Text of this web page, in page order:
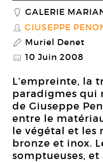
_ GALERIE
S GIUSEPPE
P Muriel Denet
@ 10 Juin 2008
L’empreinte, la
paradigmes qui
de Giuseppe
entre le
le végétal et les
bronze et inox.
somptueuses, et